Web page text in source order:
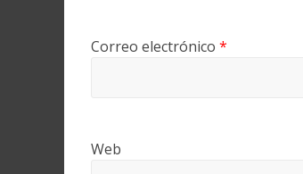
Correo electrónico *
Web